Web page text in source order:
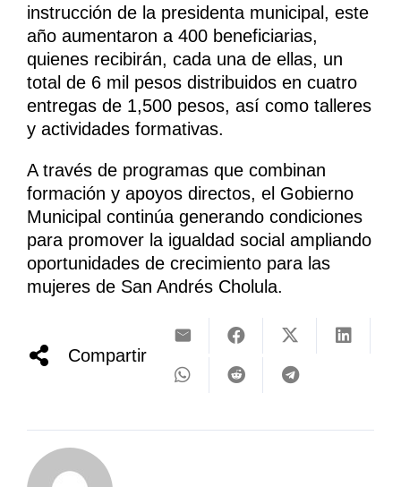
instrucción de la presidenta municipal, este
año aumentaron a 400 beneficiarias,
quienes recibirán, cada una de ellas, un
total de 6 mil pesos distribuidos en cuatro
entregas de 1,500 pesos, así como talleres
y actividades formativas.
A través de programas que combinan
formación y apoyos directos, el Gobierno
Municipal continúa generando condiciones
para promover la igualdad social ampliando
oportunidades de crecimiento para las
mujeres de San Andrés Cholula.
Compartir